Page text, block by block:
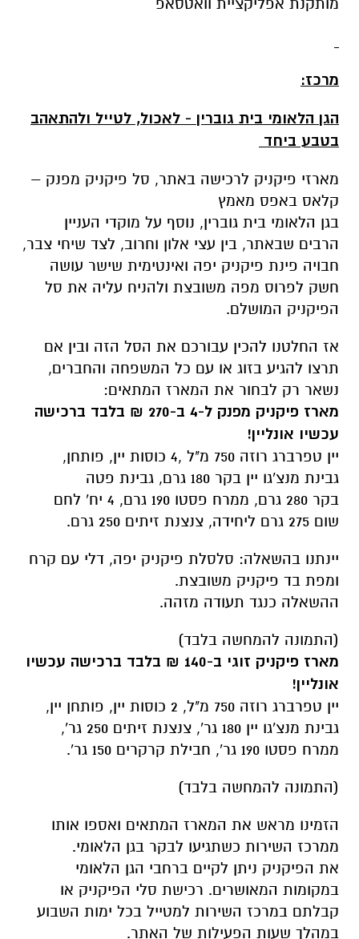
הרבים שבאתר, בין עצי אלון וחרוב, לצד שיחי צבר,
חשק לפרוס מפה משובצת ולהניח עליה את סל
הפיקניק המושלם.
אז החלטנו להכין עבורכם את הסל הזה ובין אם
נשאר רק לבחור את המארז המתאים:
עכשיו אונליין!
יין טפרברג רוזה 750 מ"ל ,4 כוסות יין, פותחן,
גבינת מנצ'גו יין בקר 180 גרם, גבינת פטה
בקר 280 גרם, ממרח פסטו 190 גרם, 4 יח' לחם
שום 275 גרם ליחידה, צנצנת זיתים 250 גרם.
יינתנו בהשאלה: סלסלת פיקניק יפה, דלי עם קרח
ומפת בד פיקניק משובצת.
ההשאלה כנגד תעודה מזהה.
(התמונה להמחשה בלבד)
מארז פיקניק זוגי ב-140 ₪
בלבד ברכישה עכשיו
אונליין!
יין טפרברג רוזה 750 מ"ל, 2 כוסות יין, פותחן יין,
גבינת מנצ'גו יין 180 גר', צנצנת זיתים 250 גר',
(התמונה להמחשה בלבד)
ממרכז השירות כשתגיעו לבקר בגן הלאומי.
את הפיקניק ניתן לקיים ברחבי הגן הלאומי
במקומות המאושרים. רכישת סלי הפיקניק או
קבלתם במרכז השירות למטייל בכל ימות השבוע
במהלך שעות הפעילות של האתר.
האתר פרט לחג הפסח
בתשלום נוסף על דמי הכניסה
הפעילות מותנית בתנאי מזג האוויר, יש להתעדכן
באתר רשות הטבע והגנים.